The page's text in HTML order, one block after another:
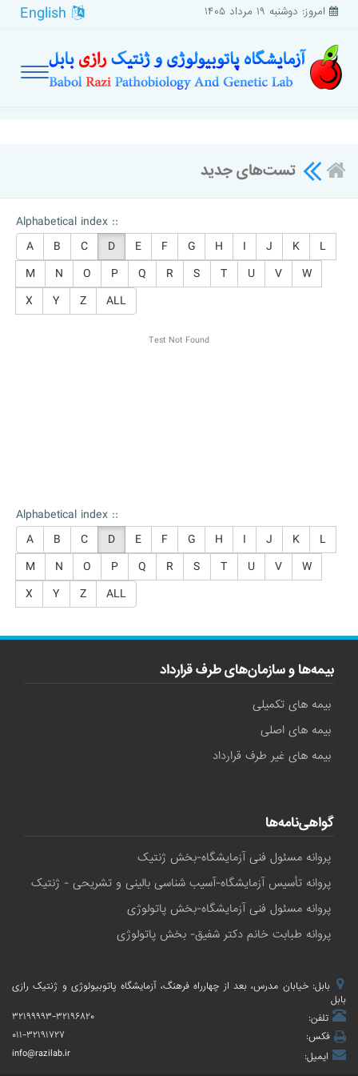
امروز: دوشنبه ۱۹ مرداد ۱۴۰۵
تست‌های جدید
Alphabetical index ::
A
B C D E F G H I J K
L
M
N O P Q R S T U V
W
X
Y Z ALL
Test Not Found
Alphabetical index ::
A
B C D E F G H I J K
L
M
N O P Q R S T U V
W
X
Y Z ALL
بیمه‌ها و سازمان‌های طرف قرارداد
بیمه های تکمیلی
بیمه های اصلی
بیمه های غیر طرف قرارداد
گواهی‌نامه‌ها
پروانه مسئول فنی آزمایشگاه-بخش ژنتیک
پروانه تأسیس آزمایشگاه-آسیب شناسی بالینی و تشریحی - ژنتیک
پروانه مسئول فنی آزمایشگاه-بخش پاتولوژی
پروانه طبابت خانم دکتر شفیق- بخش پاتولوژی
بابل: خیابان مدرس، بعد از چهارراه فرهنگ، آزمایشگاه پاتوبیولوژی و ژنتیک رازی
بابل
تلفن:
۳۲۱۹۹۹۹۳-۳۲۱۹۶۸۲۰
فکس:
۰۱۱-۳۲۱۹۱۷۲۷
ایمیل:
info@razilab.ir